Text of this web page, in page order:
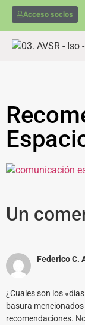
Acceso socios
Un
Federico C.
¿Cuales son los
basura
recomendaciones.